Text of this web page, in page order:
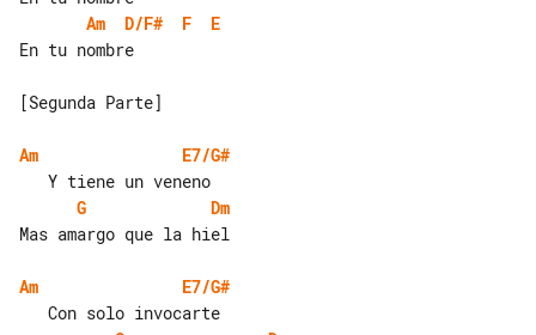
Am
D/F# F
E
En tu nombre
[Segunda Parte]
Am
E7/G#
G
Dm
Mas amargo que la hiel
Am
E7/G#